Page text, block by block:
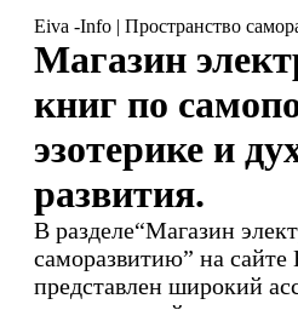
Eiva -Info | Пространство
Магазин
книг по
эзотерике и
развития.
В разделе“Магазин
саморазвитию” на
представлен широкий